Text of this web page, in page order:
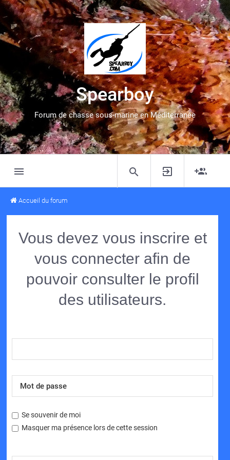
Spearboy
Forum de chasse sous-marine en Méditerranée
Accueil du forum
Vous devez vous inscrire et
vous connecter afin de
pouvoir consulter le profil
des utilisateurs.
Se souvenir de moi
Masquer ma présence lors de cette session